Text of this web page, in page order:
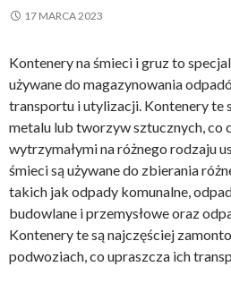
17 MARCA 2023
Kontenery na śmieci i gruz to
używane do magazynowania
transportu i utylizacji. Kontenery te
metalu lub tworzyw sztucznych, co
wytrzymałymi na różnego rodzaju
śmieci są używane do zbierania
takich jak odpady komunalne,
budowlane i przemysłowe oraz
Kontenery te są najczęściej
podwoziach, co upraszcza ich